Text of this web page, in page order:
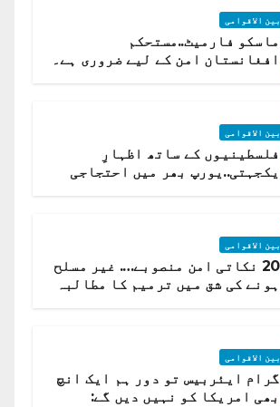
بین الاقوامی
ماسکو فارمیٹ..مستحکم
افغانستان امن کے لیے ضروری ہے۔
بین الاقوامی
فلسطینیوں کے ساتھ اظہارِ
یکجہتی..یورپ بھر میں احتجاجی
بین الاقوامی
20 نکاتی امن منصوبے…. غیر مسلح
ہونے کی شق میں ترمیم کا مطالبہ
بین الاقوامی
گرام ایئربیس تو دور ہم ایک انچ
بھی امریکا کو نہیں دیں گے: